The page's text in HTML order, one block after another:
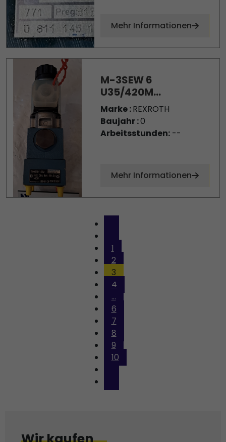
Mehr Informationen
M-3SEW 6
U35/420M...
Marke :REXROTH
Baujahr :0
Arbeitsstunden:--
Mehr Informationen
1
2
3
4
...
6
7
8
9
10